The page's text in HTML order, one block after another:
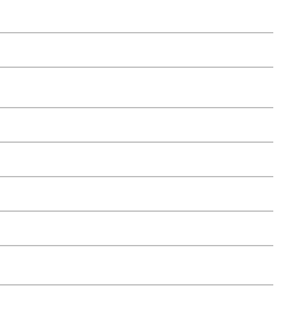
– ryggfilé
kr/kg)
– midloin
kr/kg)
40/60 – XXL